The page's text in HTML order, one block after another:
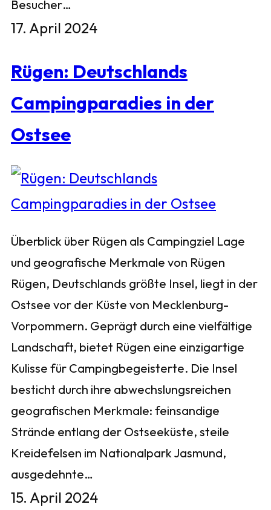
Besucher…
17. April 2024
Rügen: Deutschlands
Campingparadies in der
Ostsee
Überblick über Rügen als Campingziel Lage
und geografische Merkmale von Rügen
Rügen, Deutschlands größte Insel, liegt in der
Ostsee vor der Küste von Mecklenburg-
Vorpommern. Geprägt durch eine vielfältige
Landschaft, bietet Rügen eine einzigartige
Kulisse für Campingbegeisterte. Die Insel
besticht durch ihre abwechslungsreichen
geografischen Merkmale: feinsandige
Strände entlang der Ostseeküste, steile
Kreidefelsen im Nationalpark Jasmund,
ausgedehnte…
15. April 2024